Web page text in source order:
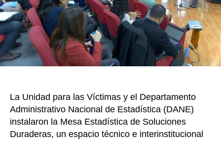
del
en
275
La Unidad para las Víctimas y el Departamento
Administrativo Nacional de Estadística (DANE)
instalaron la Mesa Estadística de Soluciones
Duraderas, un espacio técnico e interinstitucional